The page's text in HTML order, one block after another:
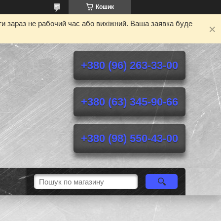
Кошик
зараз не рабочий час або вихіжний. Ваша заявка буде
+380 (96) 263-33-00
+380 (63) 345-90-66
+380 (98) 550-43-00